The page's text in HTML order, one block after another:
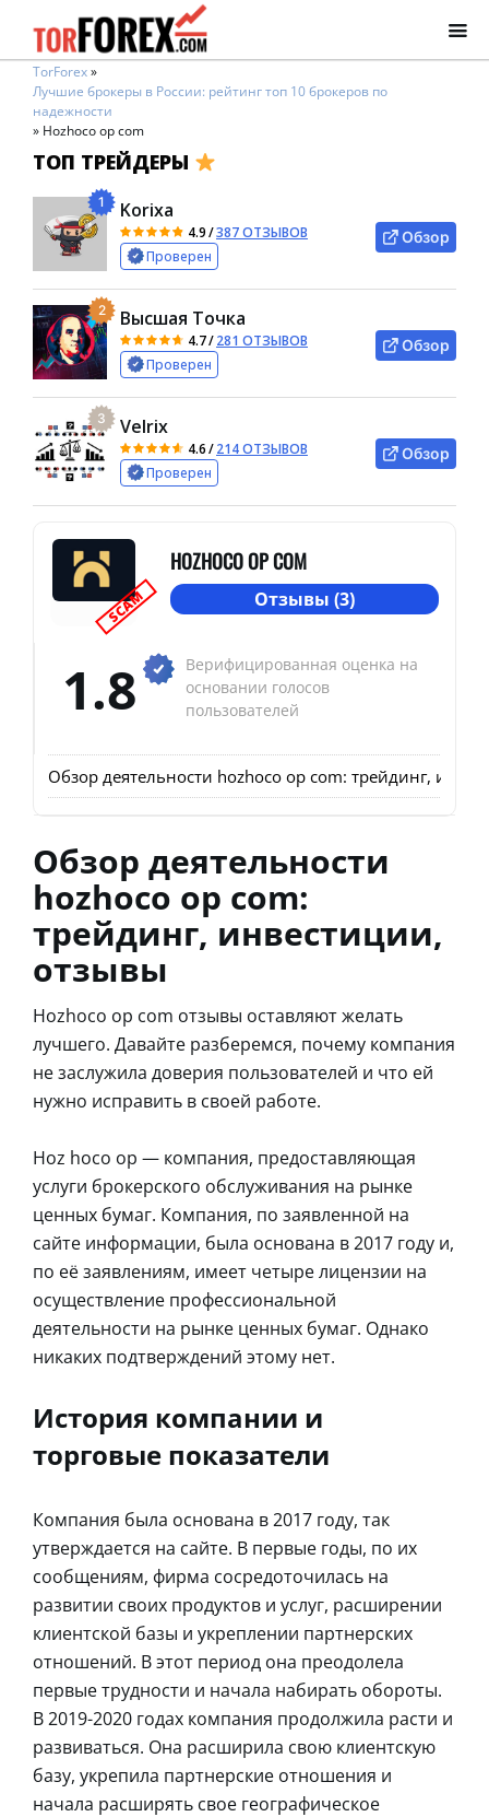
TorForex»
Лучшие брокеры в России: рейтинг топ 10 брокеров по
надежности
» Hozhoco op com
ТОП ТРЕЙДЕРЫ
1 Korixa
4.9/387 ОТЗЫВОВ
Проверен
Обзор
2 Высшая Точка
4.7/281 ОТЗЫВОВ
Проверен
Обзор
3 Velrix
4.6/214 ОТЗЫВОВ
Проверен
Обзор
SCAM
HOZHOCO OP COM
Отзывы (3)
1.8
Верифицированная оценка на
основании голосов
пользователей
Обзор деятельности hozhoco op com: трейдинг,
Обзор деятельности
hozhoco op com:
трейдинг, инвестиции,
отзывы
Hozhoco op com отзывы оставляют желать
лучшего. Давайте разберемся, почему компания
не заслужила доверия пользователей и что ей
нужно исправить в своей работе.
Hoz hoco op — компания, предоставляющая
услуги брокерского обслуживания на рынке
ценных бумаг. Компания, по заявленной на
сайте информации, была основана в 2017 году и,
по её заявлениям, имеет четыре лицензии на
осуществление профессиональной
деятельности на рынке ценных бумаг. Однако
никаких подтверждений этому нет.
История компании и
торговые показатели
Компания была основана в 2017 году, так
утверждается на сайте. В первые годы, по их
сообщениям, фирма сосредоточилась на
развитии своих продуктов и услуг, расширении
клиентской базы и укреплении партнерских
отношений. В этот период она преодолела
первые трудности и начала набирать обороты.
В 2019-2020 годах компания продолжила расти и
развиваться. Она расширила свою клиентскую
базу, укрепила партнерские отношения и
начала расширять свое географическое